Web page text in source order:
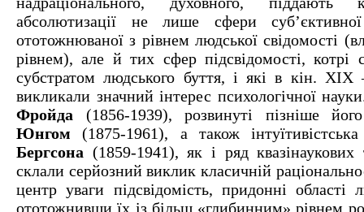
абсолютизації не лише сфери суб’єктивної
ототожнюваної з рівнем людської свідомості
рівнем), але й тих сфер підсвідомості,
субстратом людського буття, і які в кін.
викликали значний інтерес психологічної
Фройда (1856-1939), розвинуті пізніше
Юнгом (1875-1961), а також
Бергсона (1859-1941), як і ряд квазінаукових
склали серйозний виклик класичній
центр уваги підсвідомість, придонні області
ототожнивши їх із більш «глибинним» рівнем